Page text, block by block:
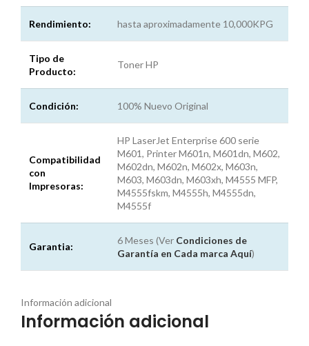
Rendimiento: hasta aproximadamente 10,000KPG
Tipo de
Producto:
Toner HP
Condición: 100% Nuevo Original
Compatibilidad
con
Impresoras:
HP LaserJet Enterprise 600 serie
M601, Printer M601n, M601dn, M602,
M602dn, M602n, M602x, M603n,
M603, M603dn, M603xh, M4555 MFP,
M4555fskm, M4555h, M4555dn,
M4555f
Garantia:
6 Meses (Ver Condiciones de
Garantía en Cada marca Aquí)
Información adicional
Información adicional